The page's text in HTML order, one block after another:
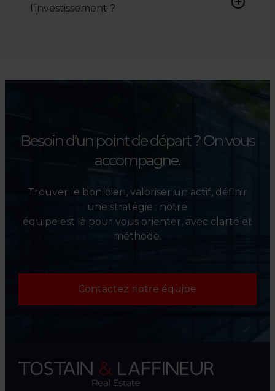
conditions de vente.
l’investissement ?
l’évaluation et la valorisation
Besoin d’un point de départ ?On vous
accompagne.
Trouver le bon bien, valoriser un actif, définir
une stratégie : notre
équipe est là pour vous orienter, avec clarté et
méthode.
Contactez notre équipe